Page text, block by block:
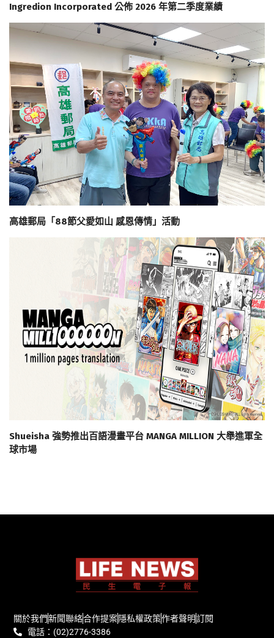
Ingredion Incorporated 公佈 2026 年第二季度業績
高雄郵局「88節父愛如山 感恩傳情」活動
Shueisha 強勢推出百語漫畫平台 MANGA MILLION 大舉進軍全
球市場
關於我們新聞聯絡合作提案隱私權政策作者聲明訂閱
電話：(02)2776-3386